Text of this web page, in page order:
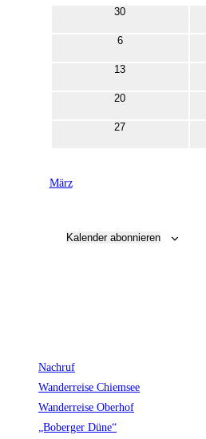
0
30
0
6
013
0
20
0
27
März
Kalender abonnieren
Nachruf
Wanderreise Chiemsee
Wanderreise Oberhof
„Boberger Düne“